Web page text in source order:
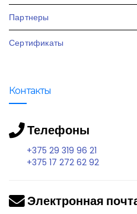
Партнеры
Сертификаты
Контакты
Телефоны
+375 29 319 96 21
+375 17 272 62 92
Электронная